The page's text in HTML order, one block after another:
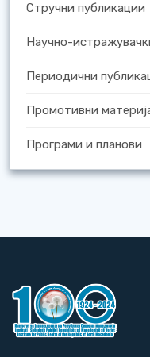
Стручни публикации
Научно-
Периодични
Промотивни
Програми и планови